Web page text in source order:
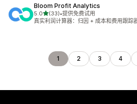
Bloom Profit Analytics
5.0星（满分 5 星）
(33)
总共 33 条评论
•提供免费试用
真实利润计算器：归因 + 成本和费用跟踪
1 2 3 4